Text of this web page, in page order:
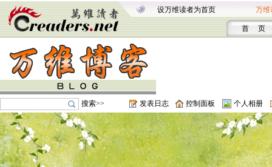
设万维读者为首页 万维
首 页
搜索>> 发表日志 控制面板 个人相册